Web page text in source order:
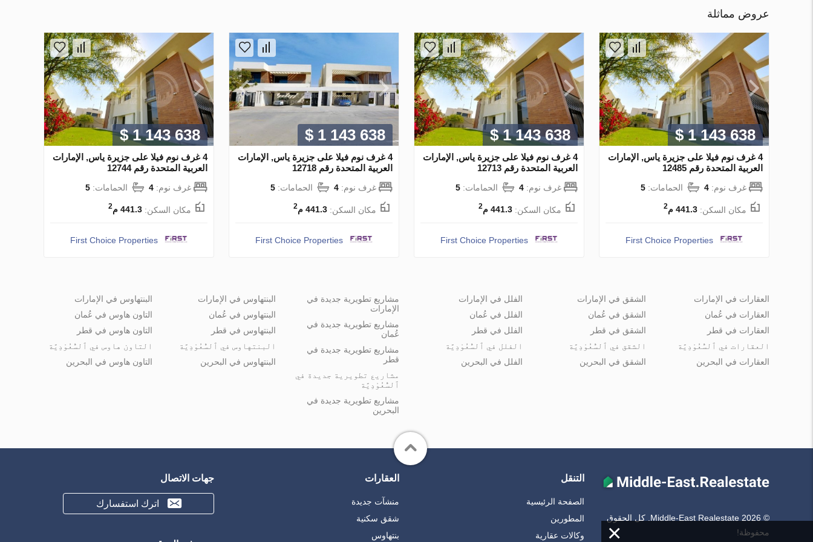
عروض مماثلة
$ 1 143 638
4 غرف نوم فيلا على جزيرة ياس, الإمارات
العربية المتحدة رقم 12485
غرف نوم: 4 الحمامات: 5
مكان السكن: 441.3 م 2
First Choice Properties
$ 1 143 638
4 غرف نوم فيلا على جزيرة ياس, الإمارات
العربية المتحدة رقم 12713
غرف نوم: 4 الحمامات: 5
مكان السكن: 441.3 م 2
First Choice Properties
$ 1 143 638
4 غرف نوم فيلا على جزيرة ياس, الإمارات
العربية المتحدة رقم 12718
غرف نوم: 4 الحمامات: 5
مكان السكن: 441.3 م 2
First Choice Properties
$ 1 143 638
4 غرف نوم فيلا على جزيرة ياس, الإمارات
العربية المتحدة رقم 12744
غرف نوم: 4 الحمامات: 5
مكان السكن: 441.3 م 2
First Choice Properties
العقارات في الإمارات
العقارات في عُمان
العقارات في قطر
العقارات في ٱلسُّعُوْدِيَّة
العقارات في البحرين
الشقق في الإمارات
الشقق في عُمان
الشقق في قطر
الشقق في ٱلسُّعُوْدِيَّة
الشقق في البحرين
الفلل في الإمارات
الفلل في عُمان
الفلل في قطر
الفلل في ٱلسُّعُوْدِيَّة
الفلل في البحرين
مشاريع تطويرية جديدة في
الإمارات
مشاريع تطويرية جديدة في
عُمان
مشاريع تطويرية جديدة في
قطر
مشاريع تطويرية جديدة في
ٱلسُّعُوْدِيَّة
مشاريع تطويرية جديدة في
البحرين
البنتهاوس في الإمارات
البنتهاوس في عُمان
البنتهاوس في قطر
البنتهاوس في ٱلسُّعُوْدِيَّة
البنتهاوس في البحرين
البنتهاوس في الإمارات
التاون هاوس في عُمان
التاون هاوس في قطر
التاون هاوس في ٱلسُّعُوْدِيَّة
التاون هاوس في البحرين
© Middle-East Realestate 2026. كل الحقوق
محفوظة!
التنقل
الصفحة الرئيسية
المطورين
وكالات عقارية
العقارات
منشآت جديدة
شقق سكنية
بنتهاوس
جهات الاتصال
اترك استفسارك
×